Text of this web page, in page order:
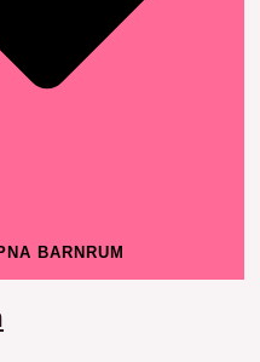
BARNRUM